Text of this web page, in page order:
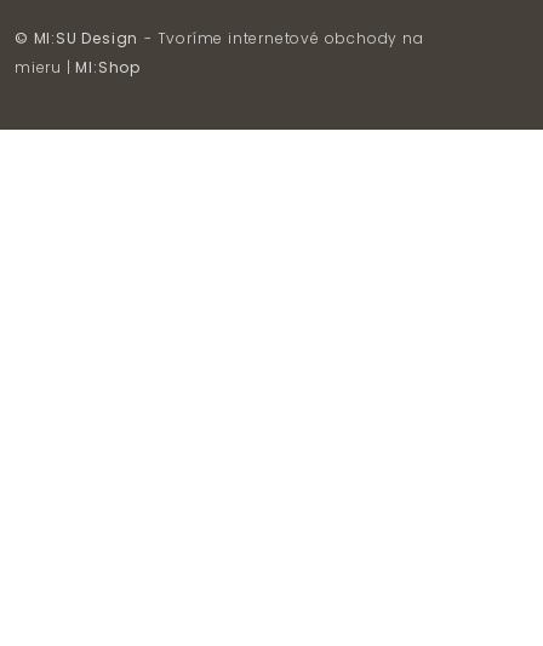
© MI:SU Design - Tvoríme internetové obchody na
mieru | MI:Shop